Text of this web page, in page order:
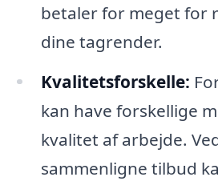
betaler for meget for
dine tagrender.
Kvalitetsforskelle:
kan have forskellige
kvalitet af arbejde.
sammenligne tilbud